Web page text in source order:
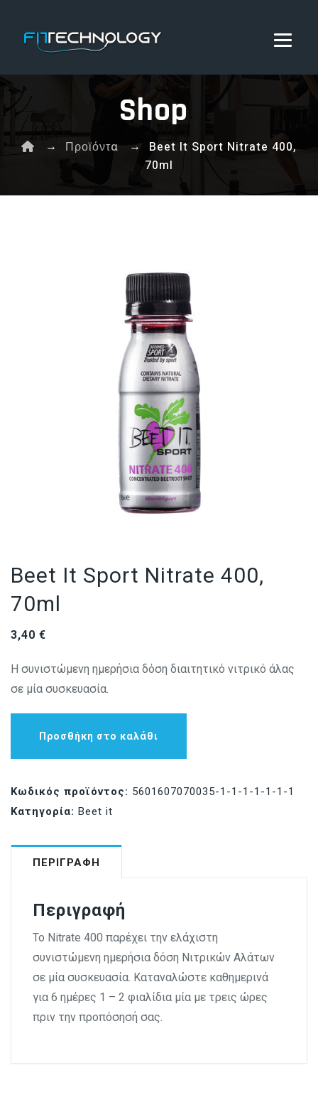
Shop
→ Προϊόντα → Beet It Sport Nitrate 400,
70ml
Beet It Sport Nitrate 400,
70ml
3,40 €
Η συνιστώμενη ημερήσια δόση διαιτητικό νιτρικό άλας
σε μία συσκευασία.
Προσθήκη στο καλάθι
Κωδικός προϊόντος: 5601607070035-1-1-1-1-1-1-1
Κατηγορία: Beet it
ΠΕΡΙΓΡΑΦΉ
Περιγραφή
Το Nitrate 400 παρέχει την ελάχιστη
συνιστώμενη ημερήσια δόση Νιτρικών Αλάτων
σε μία συσκευασία. Καταναλώστε καθημερινά
για 6 ημέρες 1 – 2 φιαλίδια μία με τρεις ώρες
πριν την προπόσησή σας.